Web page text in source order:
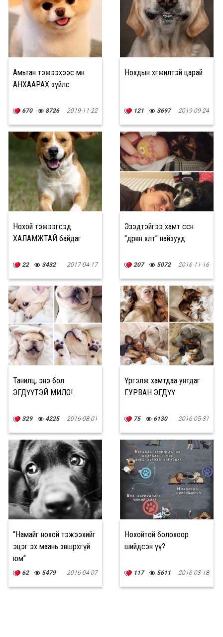
Амьтан тэжээхээс өмнө
АНХААРАХ зүйлс
670 8726 2019-11-22
Нохдын хөгжилтэй царай
121 3697 2019-09-24
Нохой тэжээгсэд
ХАЛАМЖТАЙ байдаг
22 3432 2017-04-17
Эзэдтэйгээ хамт өссөн
“дөрвөн хөлт” найзууд
207 5072 2016-11-16
Танилц, энэ бол
ЭГДҮҮТЭЙ МИЛО!
329 4225 2016-08-01
Үргэлж хамтдаа унтдаг
ГУРВАН ЭГДҮҮ
75 6130 2016-05-31
“Намайг нохой тэжээхийг
эцэг эх маань зөвшөөрөхгүй
юм”
62 5479 2016-04-07
Нохойтой болохоор
шийдсэн үү?
117 5611 2016-03-18